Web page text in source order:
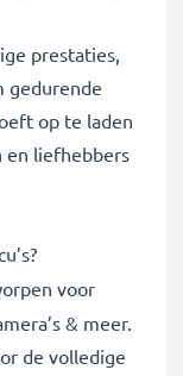
prestaties,
gedurende
op te laden
en liefhebbers
voor
& meer.
de volledige